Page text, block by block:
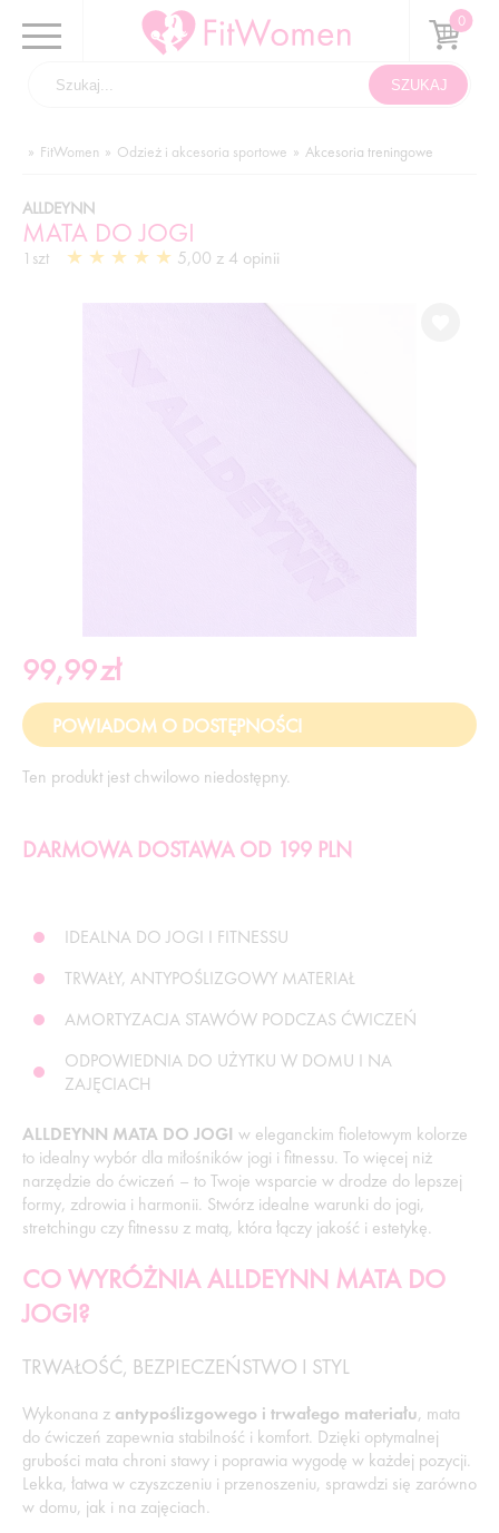
FitWomen Odzież i akcesoria sportowe Akcesoria treningowe
MATA DO JOGI
ALLDEYNN
1szt 5,00 z 4 opinii
99,99zł
Ten produkt jest chwilowo niedostępny.
DARMOWA DOSTAWA OD 199 PLN
IDEALNA DO JOGI I FITNESSU
TRWAŁY, ANTYPOŚLIZGOWY MATERIAŁ
AMORTYZACJA STAWÓW PODCZAS ĆWICZEŃ
ODPOWIEDNIA DO UŻYTKU W DOMU I NA
ZAJĘCIACH
ALLDEYNN MATA DO JOGI w eleganckim fioletowym kolorze
to idealny wybór dla miłośników jogi i fitnessu. To więcej niż
narzędzie do ćwiczeń – to Twoje wsparcie w drodze do lepszej
formy, zdrowia i harmonii. Stwórz idealne warunki do jogi,
stretchingu czy fitnessu z matą, która łączy jakość i estetykę.
CO WYRÓŻNIA ALLDEYNN MATA DO
JOGI?
TRWAŁOŚĆ, BEZPIECZEŃSTWO I STYL
Wykonana z antypoślizgowego i trwałego materiału, mata
do ćwiczeń zapewnia stabilność i komfort. Dzięki optymalnej
grubości mata chroni stawy i poprawia wygodę w każdej pozycji.
Lekka, łatwa w czyszczeniu i przenoszeniu, sprawdzi się zarówno
w domu, jak i na zajęciach.